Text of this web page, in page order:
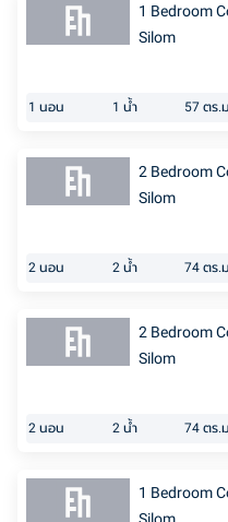
1 Bedroom
Silom
1 นอน 1 น้ำ 57 ตร.
2 Bedroom
Silom
2 นอน 2 น้ำ 74 ตร.
2 Bedroom
Silom
2 นอน 2 น้ำ 74 ตร.
1 Bedroom
Silom